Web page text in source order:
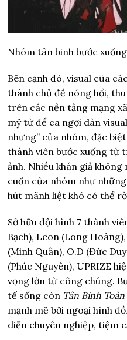
Nhóm tân binh bước
Bên cạnh đó, visual của
thành chủ đề nóng hổi,
trên các nền tảng mạng
mỹ từ để ca ngợi dàn
nhưng” của nhóm, đặc
thành viên bước xuống từ
ảnh. Nhiều khán giả
cuốn của nhóm như
hút mãnh liệt khó có thể
Sở hữu đội hình 7 thành
Bạch), Leon (Long
(Minh Quân), O.D (Đức
(Phúc Nguyên), UPRIZE
vọng lớn từ công chúng.
tế sống còn Tân Binh
mạnh mẽ bởi ngoại hình
diễn chuyên nghiệp, tiệm